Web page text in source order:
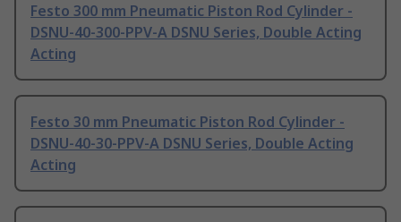
Festo 300 mm Pneumatic Piston Rod Cylinder -
DSNU-40-300-PPV-A DSNU Series, Double Acting
Acting
Festo 30 mm Pneumatic Piston Rod Cylinder -
DSNU-40-30-PPV-A DSNU Series, Double Acting
Acting